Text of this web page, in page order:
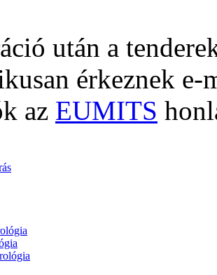
után a
érkeznek
az EUMITS